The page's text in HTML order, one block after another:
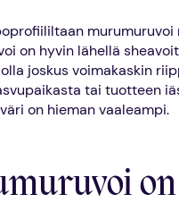
on hyvin lähellä
joskus voimakaskin
tai tuotteen
on hieman vaaleampi.